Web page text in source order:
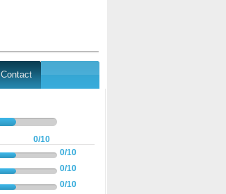
Contact
0/10
0/10
0/10
0/10